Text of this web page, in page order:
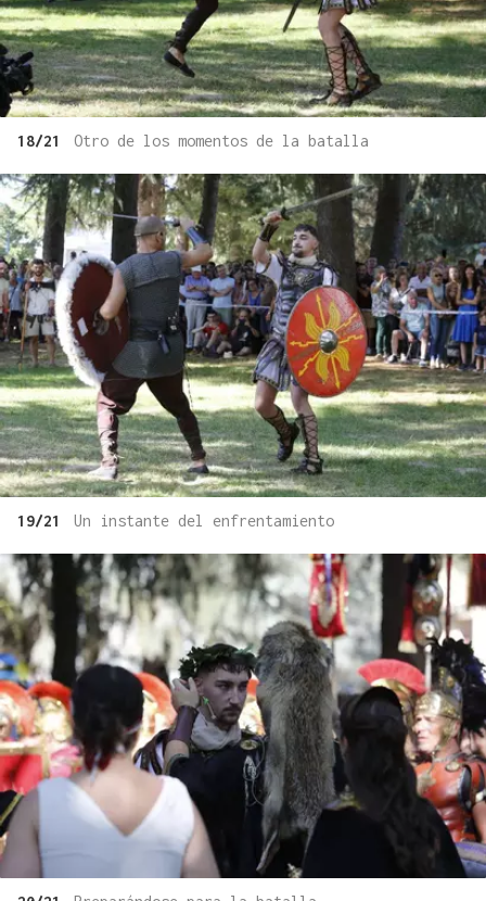
18/21 Otro de los momentos de la batalla
19/21 Un instante del enfrentamiento